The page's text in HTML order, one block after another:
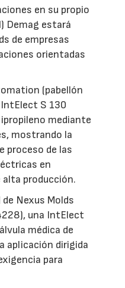
en su propio
Demag estará
de empresas
orientadas
(pabellón
S 130
mediante
mostrando la
proceso de las
en
alta producción.
Nexus Molds
una IntElect
médica de
aplicación dirigida
para